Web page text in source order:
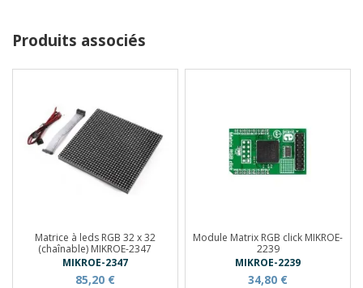
Produits associés
Matrice à leds RGB 32 x 32
(chaînable) MIKROE-2347
MIKROE-2347
85,20 €
Module Matrix RGB click MIKROE-
2239
MIKROE-2239
34,80 €